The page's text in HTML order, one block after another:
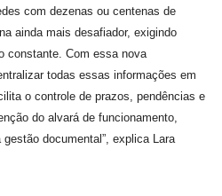
com dezenas ou centenas de
ainda mais desafiador, exigindo
constante. Com essa nova
todas essas informações em
o controle de prazos, pendências e
do alvará de funcionamento,
documental”, explica Lara